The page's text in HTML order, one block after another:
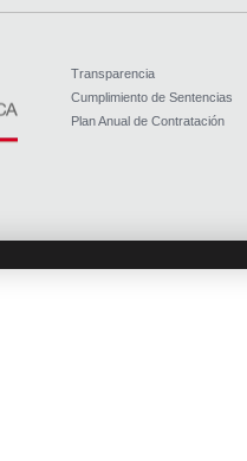
Transparencia
Cumplimiento de Sentencias
Plan Anual de Contratación